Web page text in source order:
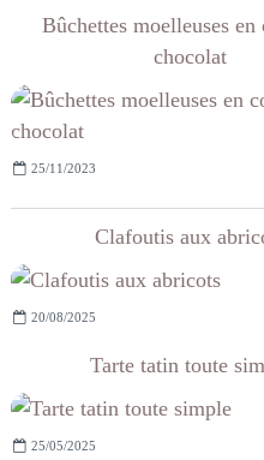
Bûchettes moelleuses en
chocolat
25/11/2023
Clafoutis aux
20/08/2025
Tarte tatin toute
25/05/2025